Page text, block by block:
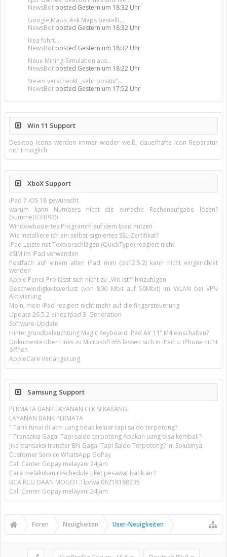
NewsBot posted Gestern um 18:32 Uhr
Google Maps: Ask Maps bestellt...
NewsBot posted Gestern um 18:32 Uhr
Ikea führt...
NewsBot posted Gestern um 18:32 Uhr
Neue Mining-Simulation aus...
NewsBot posted Gestern um 18:22 Uhr
Steam verschenkt „sehr positiv“...
NewsBot posted Gestern um 17:52 Uhr
Win 11 Support
Desktop Icons werden immer wieder weiß, dauerhafte Icon Reparatur
nicht möglich
XboX Support
iPad 7 iOS 18 gewünscht
warum kann Numbers nicht die einfache Rechenaufgabe lösen?
(summe(B3:B92))
Windowbasiertes Programm auf dem Ipad nutzen
Wie installiere ich ein selbst-signiertes SSL-Zertifikat?
iPad Leiste mit Textvorschlägen (QuickType) reagiert nicht
eSIM im iPad verwenden
Postfach auf einem alten iPad mini (os12.5.2) kann nicht eingerichtet
werden
Apple Pencil Pro lässt sich nicht zu „Wo ist?“ hinzufügen
Geschwindigkeitsverlust (von 800 Mbit auf 50Mbit) im WLAN bei VPN
Aktivierung
Moin, mein iPad reagiert nicht mehr auf die fingersteuerung
Update 26.5.2 eines ipad 3. Generation
Software-Update
Hintergrundbeleuchtung Magic Keyboard iPad Air 11’’ M4 einschalten?
Dokumente über Links zu Microsoft365 lassen sich in iPad u. iPhone nicht
öffnen
AppleCare Verlängerung
Samsung Support
PERMATA BANK LAYANAN CEK SEKARANG
LAYANAN BANK PERMATA
" Tarik tunai di atm uang tidak keluar tapi saldo terpotong?
" Transaksi Gagal Tapi saldo terpotong Apakah uang bisa kembali?
Jika transaksi transfer BN Gagal Tapi Saldo Terpotong? Ini Solusinya
Customer Service WhatsApp GoPay
Call Center Gopay melayani 24jam
Cara melakukan reschedule tiket pesawat batik air?
BCA KCU DAAN MOGOT.Tlp/wa.08218168235
Call Center Gopay melayani 24jam
Foren Neuigkeiten User-Neuigkeiten